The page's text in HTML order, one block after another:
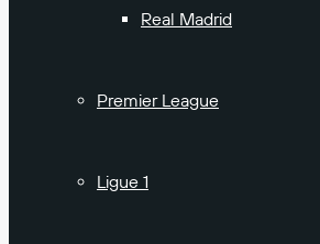
Real Madrid
Premier League
Ligue 1